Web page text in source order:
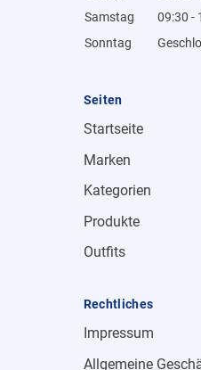
Samstag
09:30 -
Sonntag
Seiten
Startseite
Marken
Kategorien
Produkte
Outfits
Rechtliches
Impressum
Allgemeine